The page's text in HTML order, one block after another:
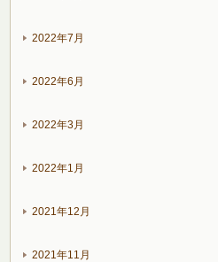
2022年7月
2022年6月
2022年3月
2022年1月
2021年12月
2021年11月